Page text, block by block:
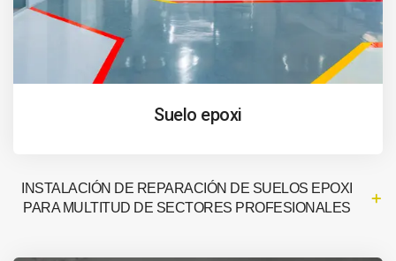
Suelo epoxi
INSTALACIÓN DE REPARACIÓN DE SUELOS EPOXI
PARA MULTITUD DE SECTORES PROFESIONALES